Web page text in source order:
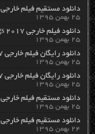
دانلود مستقیم فیلم خارجی Running Wild 2017 از سرور سایت
۲۵ بهمن ۱۳۹۵
دانلود فیلم خارجی Rings 2017 از سرور سایت
۲۵ بهمن ۱۳۹۵
دانلود رایگان فیلم خارجی Dunkirk 2017 با لینک مستقیم
۲۵ بهمن ۱۳۹۵
دانلود رایگان فیلم خارجی Eloise 2017 با لینک مستقیم
۲۵ بهمن ۱۳۹۵
دانلود مستقیم فیلم خارجی Essex Heist 2017 از سرور سایت
۲۵ بهمن ۱۳۹۵
دانلود مستقیم فیلم خارجی Get the Girl 2017 از سرور سایت
۲۴ بهمن ۱۳۹۵